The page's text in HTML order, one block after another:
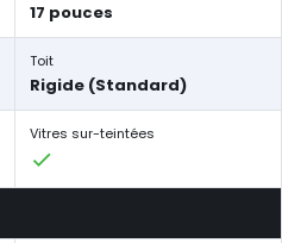
17 pouces
Toit
Rigide (Standard)
Vitres sur-teintées